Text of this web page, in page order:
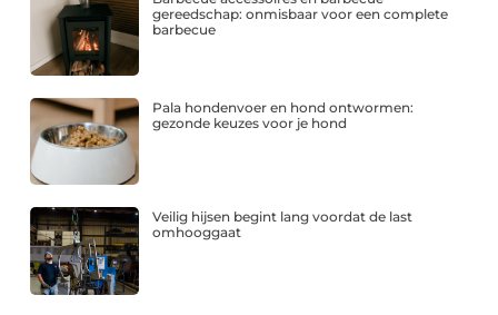
gereedschap: onmisbaar voor een complete
barbecue
Pala hondenvoer en hond ontwormen:
gezonde keuzes voor je hond
Veilig hijsen begint lang voordat de last
omhooggaat